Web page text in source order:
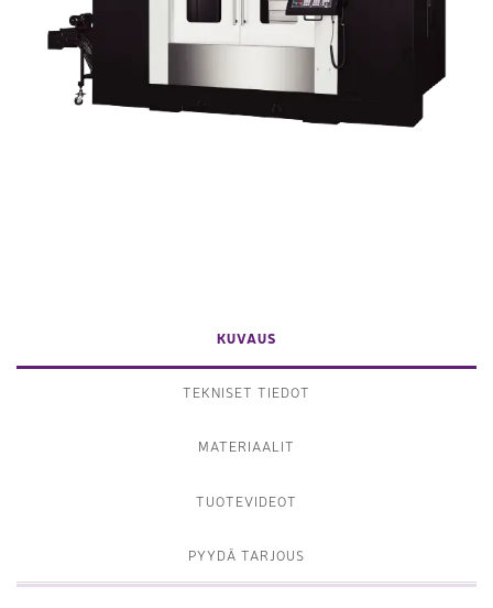
KUVAUS
TEKNISET TIEDOT
MATERIAALIT
TUOTEVIDEOT
PYYDÄ TARJOUS